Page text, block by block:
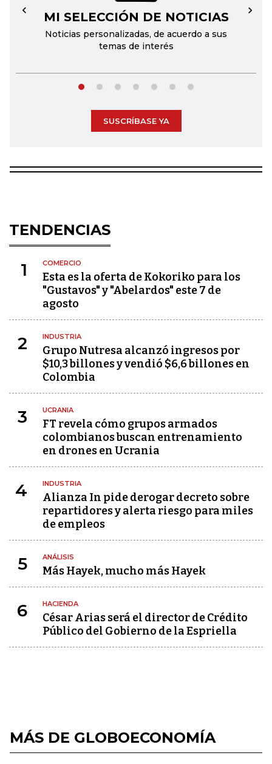
MI SELECCIÓN DE NOTICIAS
Noticias personalizadas, de acuerdo a sus
temas de interés
← →
SUSCRÍBASE YA
TENDENCIAS
1 COMERCIO
Esta es la oferta de Kokoriko para los
"Gustavos" y "Abelardos" este 7 de
agosto
2 INDUSTRIA
Grupo Nutresa alcanzó ingresos por
$10,3 billones y vendió $6,6 billones en
Colombia
3 UCRANIA
FT revela cómo grupos armados
colombianos buscan entrenamiento
en drones en Ucrania
4 INDUSTRIA
Alianza In pide derogar decreto sobre
repartidores y alerta riesgo para miles
de empleos
5 ANÁLISIS
Más Hayek, mucho más Hayek
6 HACIENDA
César Arias será el director de Crédito
Público del Gobierno de la Espriella
MÁS DE GLOBOECONOMÍA